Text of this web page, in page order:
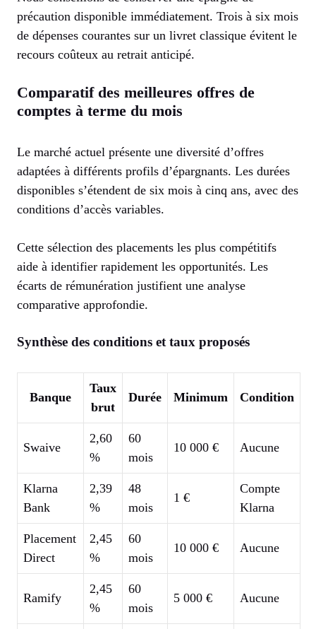
précaution disponible immédiatement. Trois à six mois
de dépenses courantes sur un livret classique évitent le
recours coûteux au retrait anticipé.
Comparatif des meilleures offres de
comptes à terme du mois
Le marché actuel présente une diversité d’offres
adaptées à différents profils d’épargnants. Les durées
disponibles s’étendent de six mois à cinq ans, avec des
conditions d’accès variables.
Cette sélection des placements les plus compétitifs
aide à identifier rapidement les opportunités. Les
écarts de rémunération justifient une analyse
comparative approfondie.
Synthèse des conditions et taux proposés
Banque
Taux
brut
Durée Minimum Condition
Swaive
2,60
%
60
mois
10 000 € Aucune
Klarna
Bank
2,39
%
48
mois
1 €
Compte
Klarna
Placement
Direct
2,45
%
60
mois
10 000 € Aucune
Ramify
2,45
%
60
mois
5 000 € Aucune